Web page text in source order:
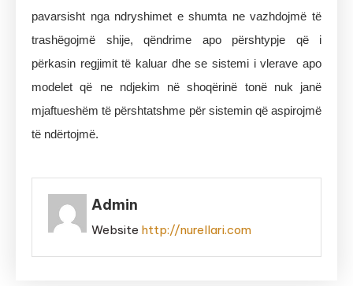
pavarsisht nga ndryshimet e shumta ne vazhdojmë të
trashëgojmë shije, qëndrime apo përshtypje që i
përkasin regjimit të kaluar dhe se sistemi i vlerave apo
modelet që ne ndjekim në shoqërinë tonë nuk janë
mjaftueshëm të përshtatshme për sistemin që aspirojmë
të ndërtojmë.
Admin
Website http://nurellari.com